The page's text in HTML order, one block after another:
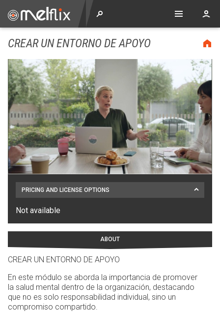
CREAR UN ENTORNO DE APOYO
PRICING AND LICENSE OPTIONS
Not available
ABOUT
CREAR UN ENTORNO DE APOYO
En este módulo se aborda la importancia de promover
la salud mental dentro de la organización, destacando
que no es solo responsabilidad individual, sino un
compromiso compartido.